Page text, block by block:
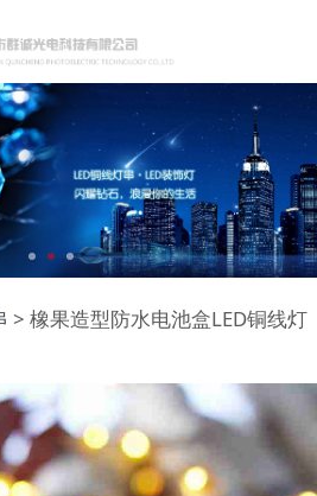
水电池盒
串
> 橡果造型防水电池盒LED铜线灯